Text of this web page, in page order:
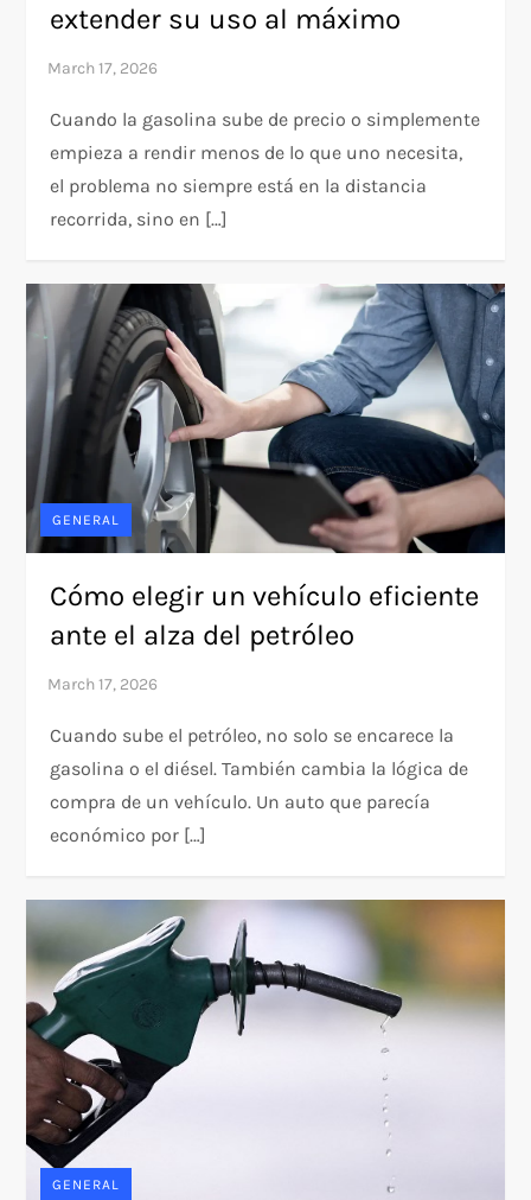
extender su uso al máximo
Cuando la gasolina sube de precio o simplemente
empieza a rendir menos de lo que uno necesita,
el problema no siempre está en la distancia
recorrida, sino en […]
GENERAL
Cómo elegir un vehículo eficiente
ante el alza del petróleo
Cuando sube el petróleo, no solo se encarece la
gasolina o el diésel. También cambia la lógica de
compra de un vehículo. Un auto que parecía
económico por […]
GENERAL